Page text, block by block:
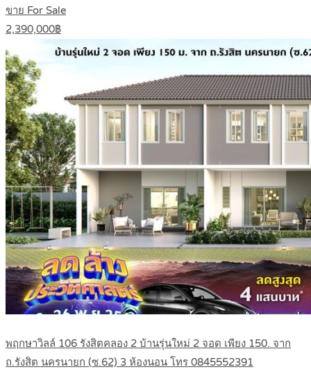
ขาย For Sale
2,390,000฿
พฤกษาวิลล์ 106 รังสิตคลอง 2 บ้านรุ่นใหม่ 2 จอด เพียง 150. จาก
ถ.รังสิต นครนายก (ซ.62) 3 ห้องนอน โทร 0845552391